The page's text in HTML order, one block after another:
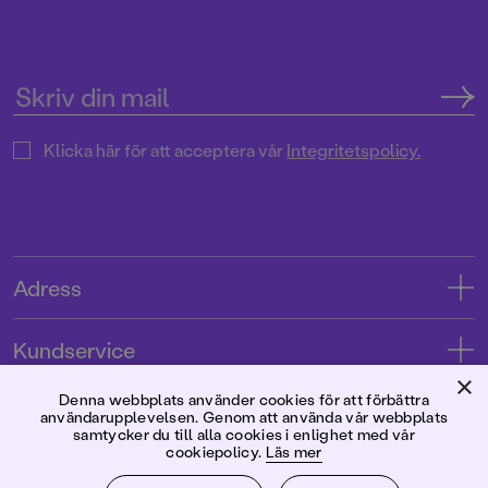
Klicka här för att acceptera vårIntegritetspolicy.
Adress
Tryckerigatan 4
Kundservice
Kontakta oss
Kundservice
Användarvillkor intressenter
Förlaget
×
Denna webbplats använder cookies för att förbättra
användarupplevelsen. Genom att använda vår webbplats
samtycker du till alla cookies i enlighet med vår
cookiepolicy. Läs mer